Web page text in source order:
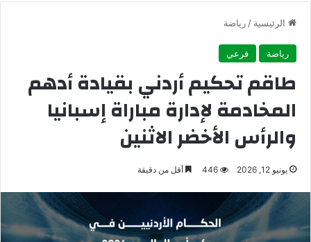
الرئيسية /رياضة
رياضة فرعي
طاقم تحكيم أردني بقيادة أدهم
المخادمة لإدارة مباراة إسبانيا
والرأس الأخضر الاثنين
يونيو 12, 2026 446 أقل من دقيقة